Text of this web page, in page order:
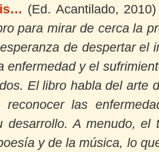
(Ed. Acantilado,
para mirar de cerca la
de despertar el
enfermedad y el
El libro habla del arte
reconocer las
desarrollo. A menudo,
y de la música, lo